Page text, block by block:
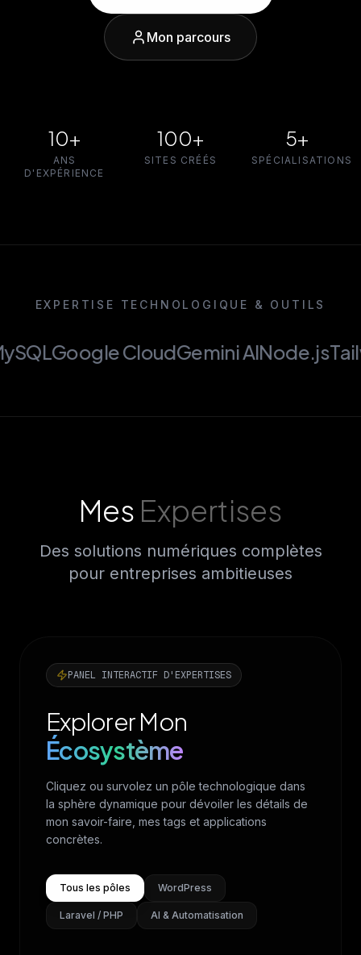
Mon parcours
10+
ANS
D'EXPÉRIENCE
100+
SITES CRÉÉS
5+
SPÉCIALISATIONS
EXPERTISE TECHNOLOGIQUE & OUTILS
Gemini AINode.jsTailwind CSS
Mes Expertises
Des solutions numériques complètes
pour entreprises ambitieuses
PANEL INTERACTIF D'EXPERTISES
Explorer Mon
Écosystème
Cliquez ou survolez un pôle technologique dans
la sphère dynamique pour dévoiler les détails de
mon savoir-faire, mes tags et applications
concrètes.
Tous les pôles WordPress
Laravel / PHP AI & Automatisation